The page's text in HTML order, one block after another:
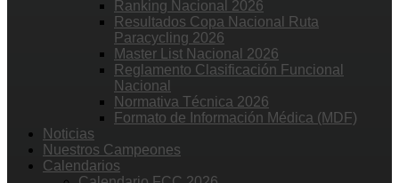
Ranking Nacional 2026
Resultados Copa Nacional Ruta
Paracycling 2026
Master List Nacional 2026
Reglamento Clasificación Funcional
Nacional
Normativa Técnica 2026
Formato de Información Médica (MDF)
Noticias
Nuestros Campeones
Calendarios